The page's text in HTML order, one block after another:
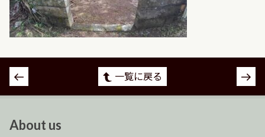
投
稿
ゲ
一覧に戻る
About us